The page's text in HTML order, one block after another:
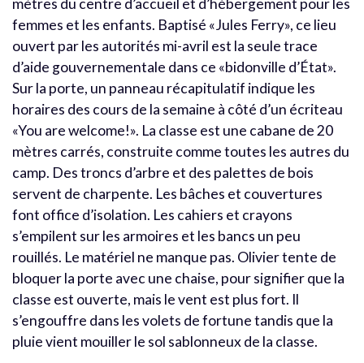
mètres du centre d’accueil et d’hébergement pour les
femmes et les enfants. Baptisé «Jules Ferry», ce lieu
ouvert par les autorités mi-avril est la seule trace
d’aide gouvernementale dans ce «bidonville d’État».
Sur la porte, un panneau récapitulatif indique les
horaires des cours de la semaine à côté d’un écriteau
«You are welcome!». La classe est une cabane de 20
mètres carrés, construite comme toutes les autres du
camp. Des troncs d’arbre et des palettes de bois
servent de charpente. Les bâches et couvertures
font office d’isolation. Les cahiers et crayons
s’empilent sur les armoires et les bancs un peu
rouillés. Le matériel ne manque pas. Olivier tente de
bloquer la porte avec une chaise, pour signifier que la
classe est ouverte, mais le vent est plus fort. Il
s’engouffre dans les volets de fortune tandis que la
pluie vient mouiller le sol sablonneux de la classe.